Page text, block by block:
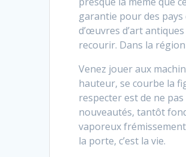
garantie pour des
d’œuvres d’art
recourir. Dans la région
Venez jouer aux
hauteur, se courbe la
respecter est de ne
nouveautés, tantôt
vaporeux
la porte, c’est la vie.